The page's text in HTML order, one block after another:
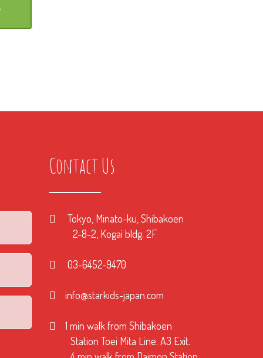
Contact Us
Tokyo, Minato-ku, Shibakoen
2-8-2, Kogai bldg. 2F
03-6452-9470
info@starkids-japan.com
1 min walk from Shibakoen
Station Toei Mita Line. A3 Exit.